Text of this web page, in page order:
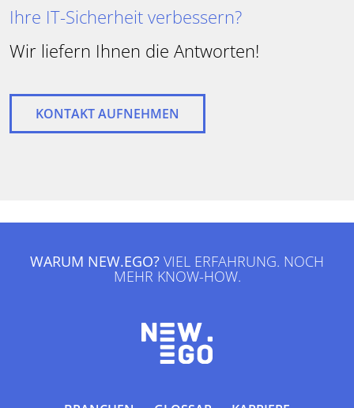
Ihre IT-Sicherheit verbessern?
Wir liefern Ihnen die Antworten!
KONTAKT AUFNEHMEN
WARUM NEW.EGO? VIEL ERFAHRUNG. NOCH
MEHR KNOW-HOW.